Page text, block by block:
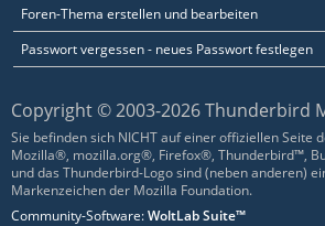
Foren-Thema erstellen und bearbeiten
Passwort vergessen - neues Passwort festlegen
Copyright © 2003-2026 Thunderbird
Sie befinden sich NICHT auf einer offiziellen Seite
Mozilla®, mozilla.org®, Firefox®, Thunderbird™,
und das Thunderbird-Logo sind (neben anderen)
Markenzeichen der Mozilla Foundation.
Community-Software:WoltLab Suite™